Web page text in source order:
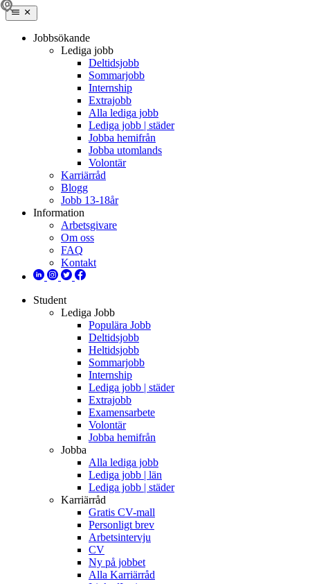
Jobbsökande
Lediga jobb
Deltidsjobb
Sommarjobb
Internship
Extrajobb
Alla lediga jobb
Lediga jobb | städer
Jobba hemifrån
Jobba utomlands
Volontär
Karriärråd
Blogg
Jobb 13-18år
Information
Arbetsgivare
Om oss
FAQ
Kontakt
Student
Lediga Jobb
Populära Jobb
Deltidsjobb
Heltidsjobb
Sommarjobb
Internship
Lediga jobb | städer
Extrajobb
Examensarbete
Volontär
Jobba hemifrån
Jobba
Alla lediga jobb
Lediga jobb | län
Lediga jobb | städer
Karriärråd
Gratis CV-mall
Personligt brev
Arbetsintervju
CV
Ny på jobbet
Alla Karriärråd